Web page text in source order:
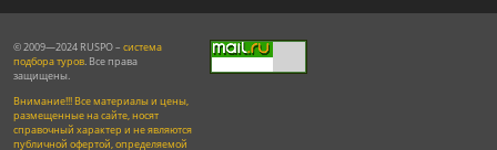
© 2009—2024 RUSPO – система
подбора туров. Все права
защищены.
Внимание!!! Все материалы и цены,
размещенные на сайте, носят
справочный характер и не являются
публичной офертой, определяемой